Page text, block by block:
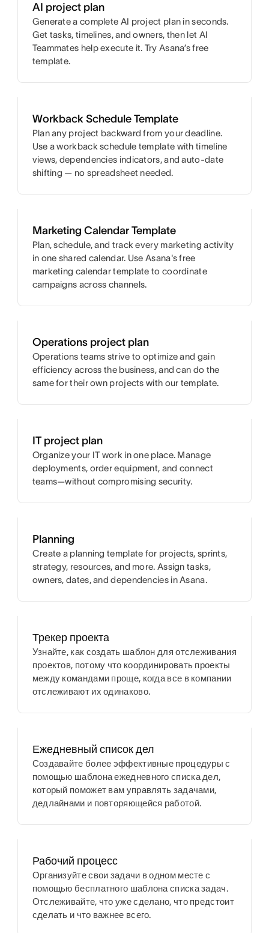
AI project plan
Generate a complete AI project plan in seconds.
Get tasks, timelines, and owners, then let AI
Teammates help execute it. Try Asana’s free
template.
Workback Schedule Template
Plan any project backward from your deadline.
Use a workback schedule template with timeline
views, dependencies indicators, and auto-date
shifting — no spreadsheet needed.
Marketing Calendar Template
Plan, schedule, and track every marketing activity
in one shared calendar. Use Asana's free
marketing calendar template to coordinate
campaigns across channels.
Operations project plan
Operations teams strive to optimize and gain
efficiency across the business, and can do the
same for their own projects with our template.
IT project plan
Organize your IT work in one place. Manage
deployments, order equipment, and connect
teams—without compromising security.
Planning
Create a planning template for projects, sprints,
strategy, resources, and more. Assign tasks,
owners, dates, and dependencies in Asana.
Трекер проекта
Узнайте, как создать шаблон для отслеживания
проектов, потому что координировать проекты
между командами проще, когда все в компании
отслеживают их одинаково.
Ежедневный список дел
Создавайте более эффективные процедуры с
помощью шаблона ежедневного списка дел,
который поможет вам управлять задачами,
дедлайнами и повторяющейся работой.
Рабочий процесс
Организуйте свои задачи в одном месте с
помощью бесплатного шаблона списка задач.
Отслеживайте, что уже сделано, что предстоит
сделать и что важнее всего.